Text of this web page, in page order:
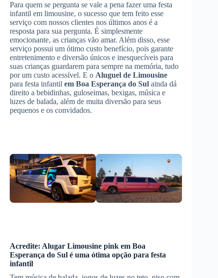
Para quem se pergunta se vale a pena fazer uma festa
infantil em limousine, o sucesso que tem feito esse
serviço com nossos clientes nos últimos anos é a
resposta para sua pergunta. É simplesmente
emocionante, as crianças vão amar. Além disso, esse
serviço possui um ótimo custo benefício, pois garante
entretenimento e diversão únicos e inesquecíveis para
suas crianças guardarem para sempre na memória, tudo
por um custo acessível. E o Aluguel de Limousine
para festa infantil em Boa Esperança do Sul ainda dá
direito a bebidinhas, guloseimas, bexigas, música e
luzes de balada, além de muita diversão para seus
pequenos e os convidados.
Acredite: Alugar Limousine pink em Boa
Esperança do Sul é uma ótima opção para festa
infantil